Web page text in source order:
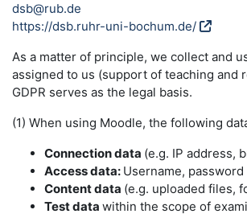
dsb@rub.de
https://dsb.ruhr-uni-bochum.de/
As a matter of principle, we collect and
assigned to us (support of teaching and
GDPR serves as the legal basis.
(1) When using Moodle, the following
Connection data (e.g. IP address,
Access data: Username,
Content data (e.g. uploaded files,
Test data within the scope of